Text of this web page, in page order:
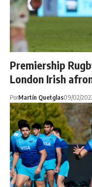
Premiership
London Irish
PorMartín Quetglas09/02/